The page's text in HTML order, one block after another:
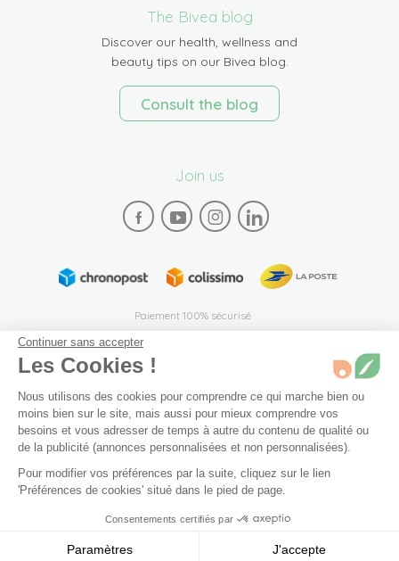
The Bivea blog
Discover our health, wellness and
beauty tips on our Bivea blog.
Consult the blog
Join us
Paiement 100% sécurisé
Plan du site Mentions légales Conditions générales de vente
Archives Accessibilité: partiellement conforme (94%)
Préférences de cookies
© 2026 Bivea. Tous les droits sont réservés
Continuer sans accepter
Les Cookies !
Nous utilisons des cookies pour comprendre ce qui marche bien ou
moins bien sur le site, mais aussi pour mieux comprendre vos
besoins et vous adresser de temps à autre du contenu de qualité ou
de la publicité (annonces personnalisées et non personnalisées).
Pour modifier vos préférences par la suite, cliquez sur le lien
'Préférences de cookies' situé dans le pied de page.
Consentements certifiés par
Paramètres J'accepte